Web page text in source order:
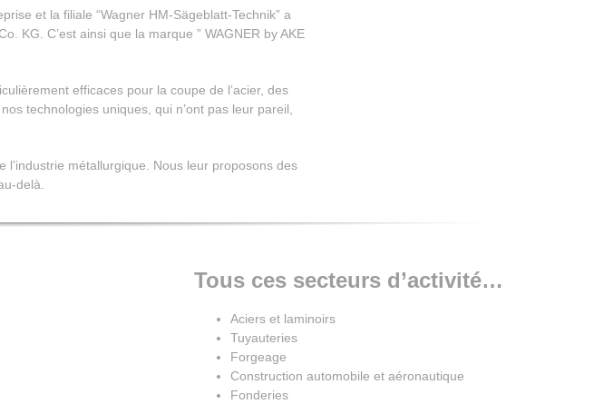
et la filiale “Wagner HM-Sägeblatt-Technik” a
KG. C’est ainsi que la marque ” WAGNER by AKE
efficaces pour la coupe de l’acier, des
technologies uniques, qui n’ont pas leur pareil,
métallurgique. Nous leur proposons des
delà.
Tous ces secteurs d’activité…
Aciers et laminoirs
Tuyauteries
Forgeage
Construction automobile et aéronautique
Fonderies